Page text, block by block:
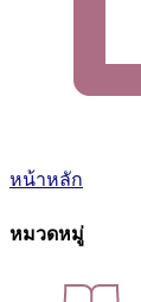
หน้าหลัก
หมวดหมู่